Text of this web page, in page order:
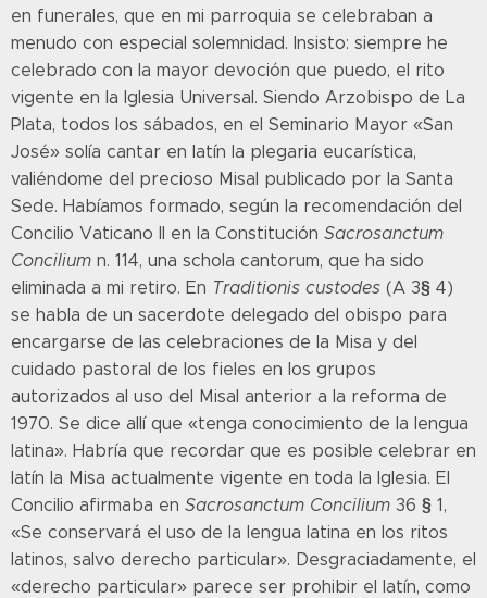
en funerales, que en mi parroquia se celebraban a
menudo con especial solemnidad. Insisto: siempre he
celebrado con la mayor devoción que puedo, el rito
vigente en la Iglesia Universal. Siendo Arzobispo de La
Plata, todos los sábados, en el Seminario Mayor «San
José» solía cantar en latín la plegaria eucarística,
valiéndome del precioso Misal publicado por la Santa
Sede. Habíamos formado, según la recomendación del
Concilio Vaticano II en la Constitución Sacrosanctum
Concilium n. 114, una schola cantorum, que ha sido
eliminada a mi retiro. En Traditionis custodes (A 3§ 4)
se habla de un sacerdote delegado del obispo para
encargarse de las celebraciones de la Misa y del
cuidado pastoral de los fieles en los grupos
autorizados al uso del Misal anterior a la reforma de
1970. Se dice allí que «tenga conocimiento de la lengua
latina». Habría que recordar que es posible celebrar en
latín la Misa actualmente vigente en toda la Iglesia. El
Concilio afirmaba en Sacrosanctum Concilium 36 § 1,
«Se conservará el uso de la lengua latina en los ritos
latinos, salvo derecho particular». Desgraciadamente, el
«derecho particular» parece ser prohibir el latín, como